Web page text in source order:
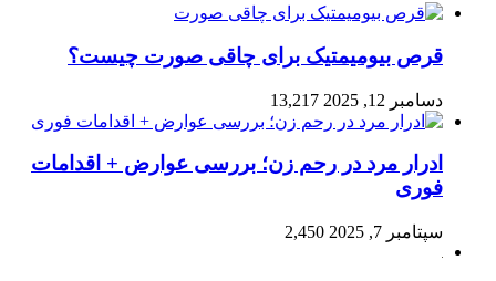
قرص بیومیمتیک برای چاقی صورت چیست؟
دسامبر 12, 2025 13,217
ادرار مرد در رحم زن؛ بررسی عوارض + اقدامات
فوری
سپتامبر 7, 2025 2,450